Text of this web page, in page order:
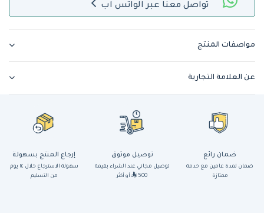
تواصل معنا عبر الواتس اب
مواصفات المنتج
عن العلامة التجارية
ضمان رائع
ضمان لمدة عامين مع خدمة
ممتازة
توصيل موثوق
توصيل مجاني عند الشراء بقيمة
500
أو أكثر
إرجاع المنتج بسهولة
سهولة الاسترجاع خلال ١٤ يوم
من التسليم